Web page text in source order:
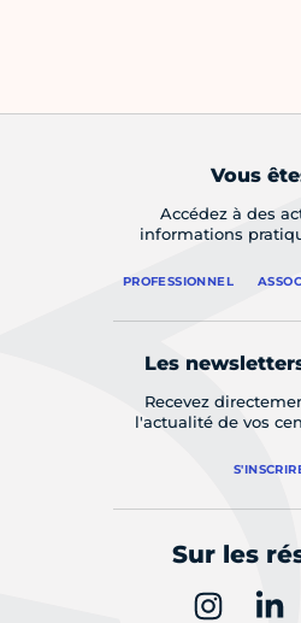
Vous
Accédez à des
informations
PROFESSIONNEL
Les
Recevez
l'actualité de vos
Sur les